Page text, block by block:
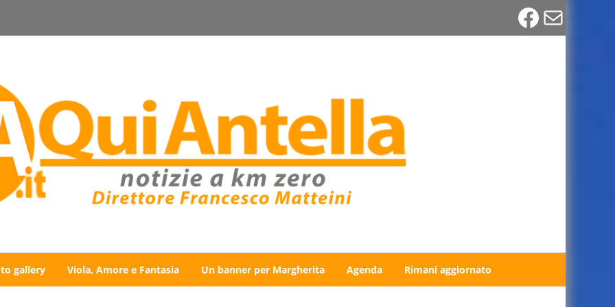
Email
gallery Viola, Amore e Fantasia Un banner per Margherita Agenda Rimani aggiornato